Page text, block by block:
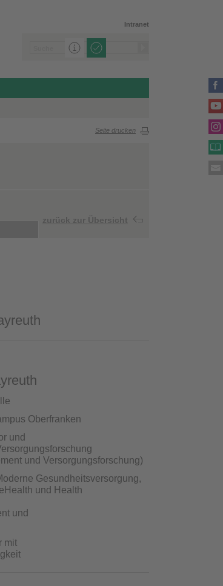
Intranet
Seite drucken
zurück zur Übersicht
Oberfranken
und
und Versorgungsforschung)
Gesundheitsversorgung,
und Health
und
mit